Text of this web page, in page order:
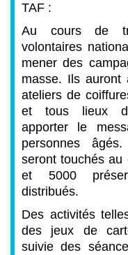
TAF :
Au cours de
volontaires
mener des
masse. Ils auront
ateliers de
et tous lieux
apporter le
personnes
seront touchés au
et 5000
distribués.
Des activités
des jeux de
suivie des